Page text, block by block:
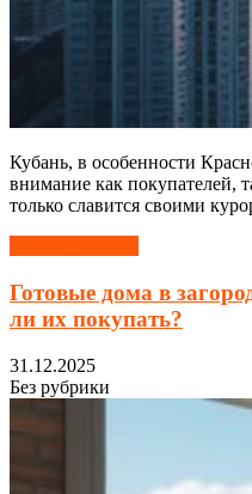
Кубань, в особенности
внимание как покупателей,
только славится своими
Готовые дома в
ли их покупать?
31.12.2025
Без рубрики